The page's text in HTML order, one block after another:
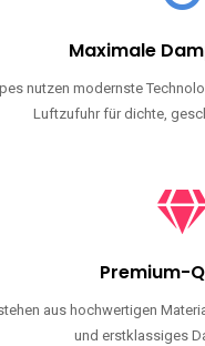
Maximale
nutzen modernste
Luftzufuhr für dichte,
Premium-
aus hochwertigen
und erstklassiges